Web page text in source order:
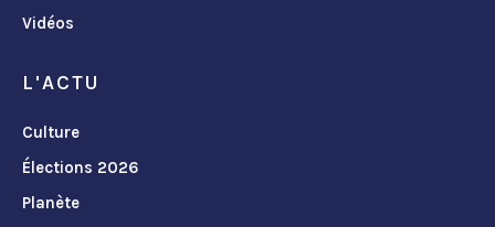
Vidéos
L'ACTU
Culture
Élections 2026
Planète